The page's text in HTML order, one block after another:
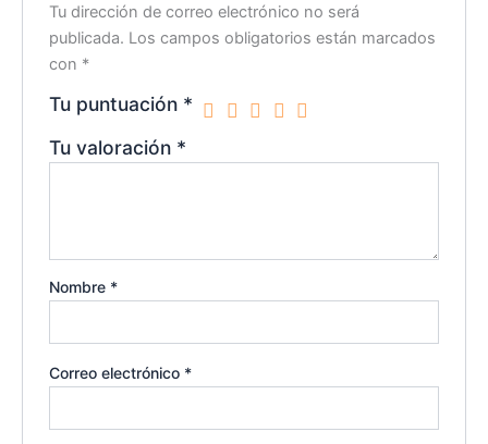
Tu dirección de correo electrónico no será
publicada. Los campos obligatorios están marcados
con *
Tu puntuación *
Tu valoración *
Nombre *
Correo electrónico *